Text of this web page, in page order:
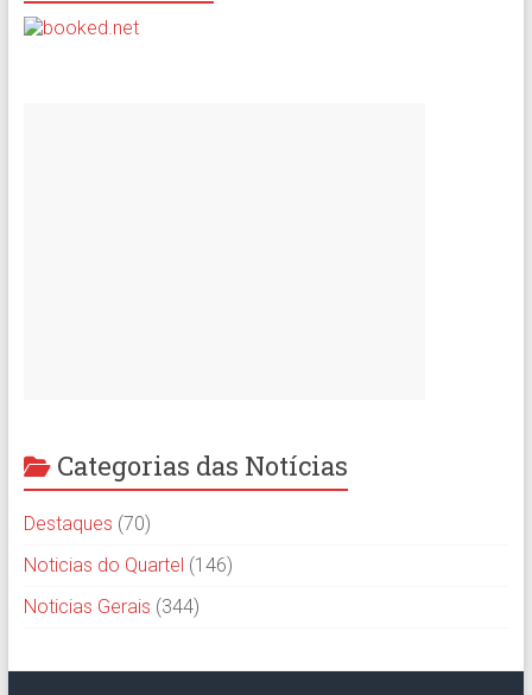
Categorias das Notícias
Destaques (70)
Noticias do Quartel (146)
Noticias Gerais (344)